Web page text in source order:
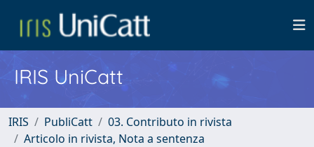
IRIS UniCatt
IRIS PubliCatt
03. Contributo in rivista
Articolo in rivista, Nota a sentenza